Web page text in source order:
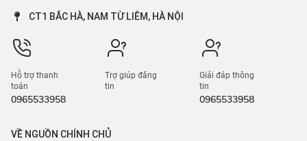
CT1 BẮC HÀ, NAM TỪ LIÊM, HÀ NỘI
Hỗ trợ thanh
toán
0965533958
Trợ giúp đăng
tin
Giải đáp thông
tin
0965533958
VỀ NGUỒN CHÍNH CHỦ